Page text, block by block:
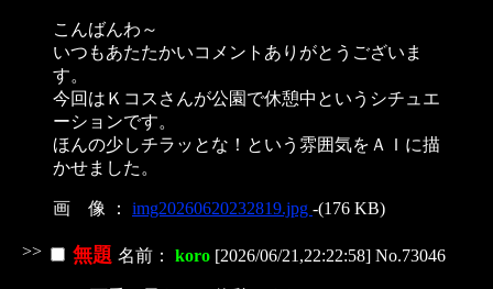
こんばんわ～
いつもあたたかいコメントありがとうございま
す。
今回はＫコスさんが公園で休憩中というシチュエ
ーションです。
ほんの少しチラッとな！という雰囲気をＡＩに描
かせました。
画 像 ： img20260620232819.jpg -(176 KB)
>> 無題 名前： koro [2026/06/21,22:22:58] No.73046